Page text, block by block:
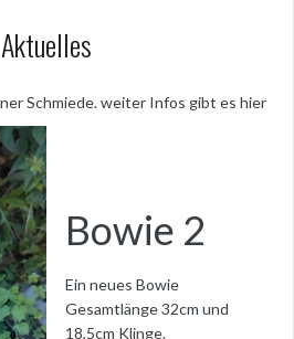
Aktuelles
Schmiede. weiter Infos gibt es hier
Bowie 2
Ein neues Bowie
Gesamtlänge 32cm und
18,5cm Klinge.